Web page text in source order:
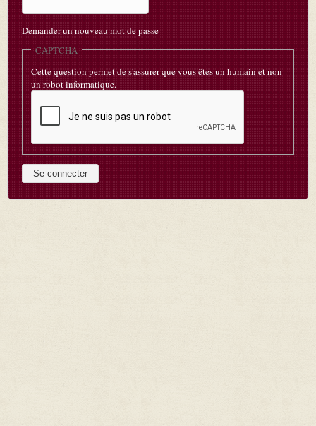
Demander un nouveau mot de passe
CAPTCHA
Cette question permet de s'assurer que vous êtes un humain et non
un robot informatique.